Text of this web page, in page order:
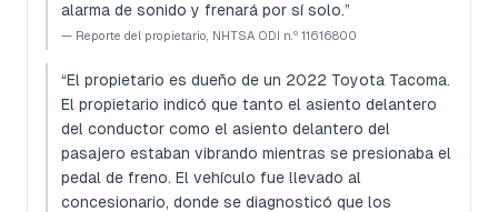
alarma de sonido y frenará por sí solo.”
— Reporte del propietario, NHTSA ODI n.º 11616800
“El propietario es dueño de un 2022 Toyota Tacoma.
El propietario indicó que tanto el asiento delantero
del conductor como el asiento delantero del
pasajero estaban vibrando mientras se presionaba el
pedal de freno. El vehículo fue llevado al
concesionario, donde se diagnosticó que los